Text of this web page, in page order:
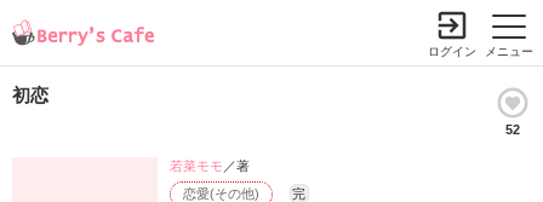
メニュー
ログイン
初恋
52
恋愛(その他) 完
若菜モモ ／著